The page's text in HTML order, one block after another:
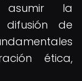
asumir la
de
ética,